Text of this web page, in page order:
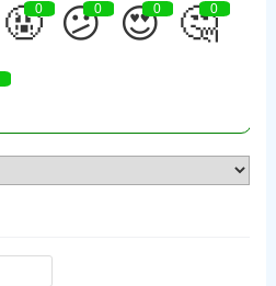
🤬
0 😕
0 😍
0 🤔
0